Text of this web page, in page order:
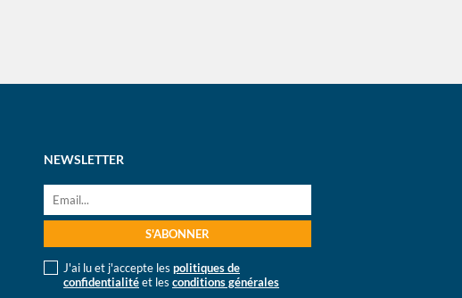
NEWSLETTER
J'ai lu et j'accepte les politiques de
confidentialitéet les conditions générales